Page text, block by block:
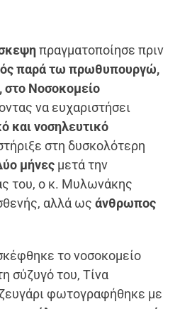
πραγματοποίησε πριν
παρά τω πρωθυπουργώ,
Νοσοκομείο
να ευχαριστήσει
και νοσηλευτικό
στη δυσκολότερη
μήνες μετά την
του, ο κ. Μυλωνάκης
αλλά ως άνθρωπος
το νοσοκομείο
σύζυγό του, Τίνα
φωτογραφήθηκε με